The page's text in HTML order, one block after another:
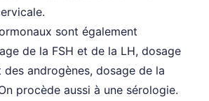
sont également
de la FSH et de la LH, dosage
des androgènes, dosage de la
procède aussi à une sérologie.